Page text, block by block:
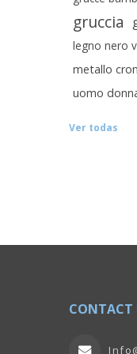
gruccia
legno nero
metallo
uomo
Ver todas
CONTACT